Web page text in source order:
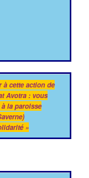
à cette action de
Avotra : vous
la paroisse
»